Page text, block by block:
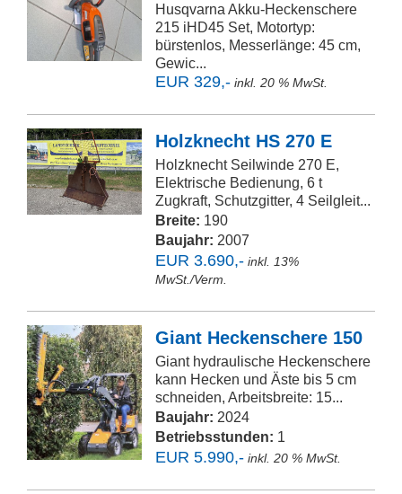
Husqvarna Akku-Heckenschere
215 iHD45 Set, Motortyp:
bürstenlos, Messerlänge: 45 cm,
Gewic...
EUR 329,- inkl. 20 % MwSt.
Holzknecht HS 270 E
Holzknecht Seilwinde 270 E,
Elektrische Bedienung, 6 t
Zugkraft, Schutzgitter, 4 Seilgleit...
Breite: 190
Baujahr: 2007
EUR 3.690,- inkl. 13%
MwSt./Verm.
Giant Heckenschere 150
Giant hydraulische Heckenschere
kann Hecken und Äste bis 5 cm
schneiden, Arbeitsbreite: 15...
Baujahr: 2024
Betriebsstunden: 1
EUR 5.990,- inkl. 20 % MwSt.